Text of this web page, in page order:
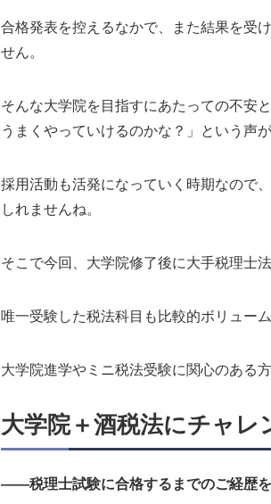
合格発表を控えるなかで、また結果を受
せん。
そんな大学院を目指すにあたっての不安
うまくやっていけるのかな？」という声
採用活動も活発になっていく時期なので
しれませんね。
そこで今回、大学院修了後に大手税理士
唯一受験した税法科目も比較的ボリュー
大学院進学やミニ税法受験に関心のある
大学院＋酒税法にチャレ
――税理士試験に合格するまでのご経歴を